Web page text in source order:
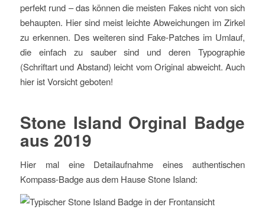
perfekt rund – das können die meisten Fakes nicht von sich
behaupten. Hier sind meist leichte Abweichungen im Zirkel
zu erkennen. Des weiteren sind Fake-Patches im Umlauf,
die einfach zu sauber sind und deren Typographie
(Schriftart und Abstand) leicht vom Original abweicht. Auch
hier ist Vorsicht geboten!
Stone Island Orginal Badge
aus 2019
Hier mal eine Detailaufnahme eines authentischen
Kompass-Badge aus dem Hause Stone Island: